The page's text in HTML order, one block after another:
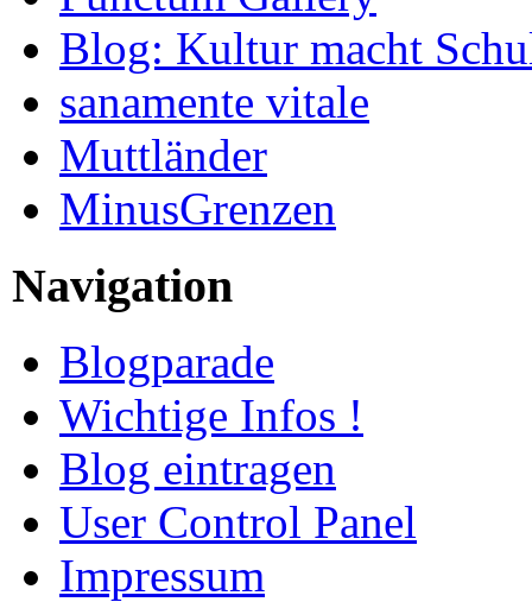
Blog: Kultur macht
sanamente vitale
Muttländer
MinusGrenzen
Navigation
Blogparade
Wichtige Infos !
Blog eintragen
User Control Panel
Impressum